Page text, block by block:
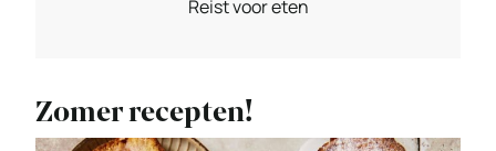
Reist voor eten
Zomer recepten!